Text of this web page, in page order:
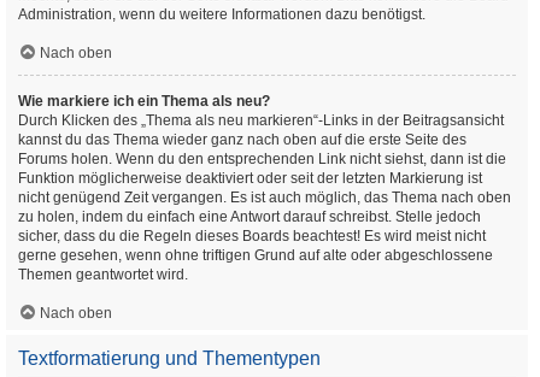
Administration, wenn du weitere Informationen dazu benötigst.
Nach oben
Wie markiere ich ein Thema als neu?
Durch Klicken des „Thema als neu markieren“-Links in der Beitragsansicht
kannst du das Thema wieder ganz nach oben auf die erste Seite des
Forums holen. Wenn du den entsprechenden Link nicht siehst, dann ist die
Funktion möglicherweise deaktiviert oder seit der letzten Markierung ist
nicht genügend Zeit vergangen. Es ist auch möglich, das Thema nach oben
zu holen, indem du einfach eine Antwort darauf schreibst. Stelle jedoch
sicher, dass du die Regeln dieses Boards beachtest! Es wird meist nicht
gerne gesehen, wenn ohne triftigen Grund auf alte oder abgeschlossene
Themen geantwortet wird.
Nach oben
Textformatierung und Thementypen